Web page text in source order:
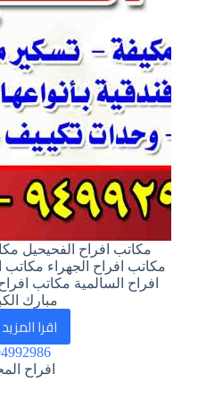
مكاتب افراح الفحيحيل
مكاتب افراح الجهراء
افراح السالمية مكاتب
مبارك
اقرا المزيد
هل
تريدافراح